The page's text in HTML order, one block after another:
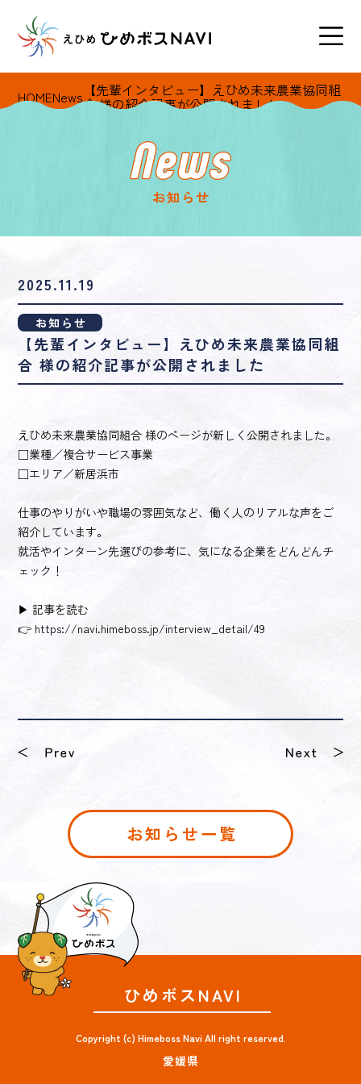
HOMENews 【先輩インタビュー】えひめ未来農業協同組
合 様の紹介記事が公開されました
お知らせ
2025.11.19
お知らせ
【先輩インタビュー】えひめ未来農業協同組
合 様の紹介記事が公開されました
えひめ未来農業協同組合 様のページが新しく公開されました。
□業種／複合サービス事業
□エリア／新居浜市
仕事のやりがいや職場の雰囲気など、働く人のリアルな声をご
紹介しています。
就活やインターン先選びの参考に、気になる企業をどんどんチ
ェック！
▶ 記事を読む
👉 https://navi.himeboss.jp/interview_detail/49
お知らせ一覧
ひめボスNAVI
Copyright (c) Himeboss Navi All right reserved.
愛媛県